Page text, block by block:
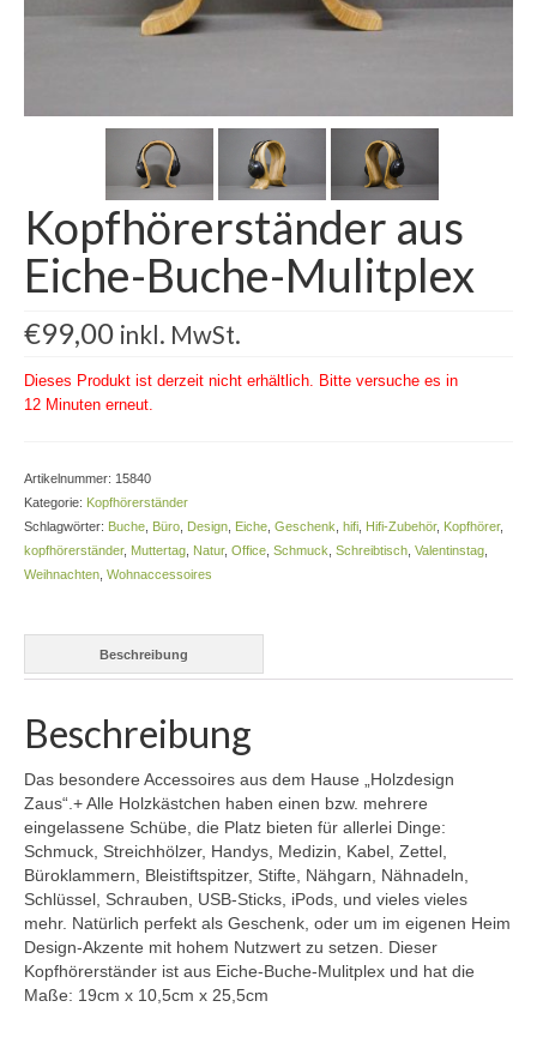
Kopfhörerständer aus
Eiche-Buche-Mulitplex
€99,00 inkl. MwSt.
Dieses Produkt ist derzeit nicht erhältlich. Bitte versuche es in
12 Minuten erneut.
Artikelnummer: 15840
Kategorie: Kopfhörerständer
Schlagwörter: Buche Büro Design Eiche Geschenk hifi Hifi-Zubehör, Kopfhörer,
kopfhörerständer, Muttertag Natur, Office Schmuck Schreibtisch Valentinstag
Weihnachten Wohnaccessoires
Beschreibung
Beschreibung
Das besondere Accessoires aus dem Hause „Holzdesign
Zaus“.+ Alle Holzkästchen haben einen bzw. mehrere
eingelassene Schübe, die Platz bieten für allerlei Dinge:
Schmuck, Streichhölzer, Handys, Medizin, Kabel, Zettel,
Büroklammern, Bleistiftspitzer, Stifte, Nähgarn, Nähnadeln,
Schlüssel, Schrauben, USB-Sticks, iPods, und vieles vieles
mehr. Natürlich perfekt als Geschenk, oder um im eigenen Heim
Design-Akzente mit hohem Nutzwert zu setzen. Dieser
Kopfhörerständer ist aus Eiche-Buche-Mulitplex und hat die
Maße: 19cm x 10,5cm x 25,5cm